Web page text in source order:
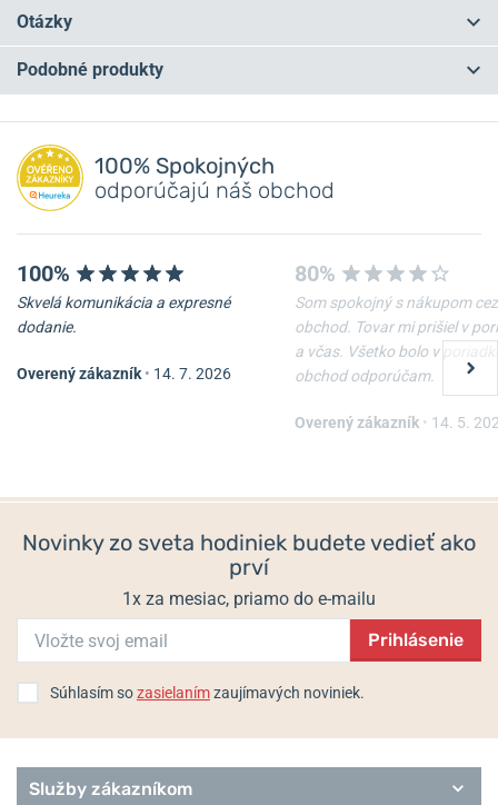
Otázky
Máte otázku? Zanechajte nám komentár
Pridať dotaz
Podobné produkty
Puzdro hodiniek Helveti
Kožené cestovné puzdro
100% Spokojných
odporúčajú náš obchod
100%
Skvelá komunikácia a expresné
dodanie.
Overený zákazník • 14. 7. 2026
80%
Som spokojný s nákupom cez
obchod. Tovar mi prišiel v
a včas. Všetko bolo v
obchod odporúčam.
Overený zákazník • 14. 5.
Novinky zo sveta hodiniek budete vedieť ako
prví
1x za mesiac, priamo do e-mailu
Prihlásenie
Súhlasím sozasielanímzaujímavých noviniek.
Služby zákazníkom